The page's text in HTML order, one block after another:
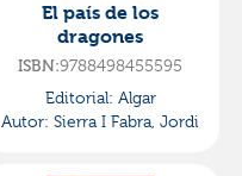
El país de los
dragones
ISBN:9788498455595
Editorial: Algar
Autor: Sierra I Fabra, Jordi